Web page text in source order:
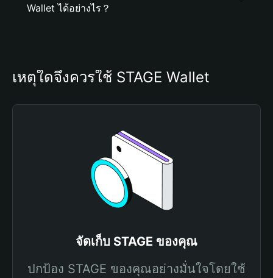
Wallet ได้อย่างไร？
เหตุใดจึงควรใช้ STAGE Wallet
จัดเก็บ STAGE ของคุณ
ปกป้อง STAGE ของคุณอย่างมั่นใจโดยใช้